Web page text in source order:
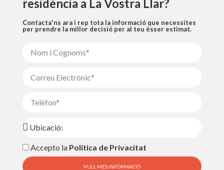
residència a La Vostra Llar?
Contacta'ns ara i rep tota la informació que necessites
per prendre la millor decisió per al teu ésser estimat.
Accepto la Política de Privacitat
VULL MÉS INFORMACIÓ